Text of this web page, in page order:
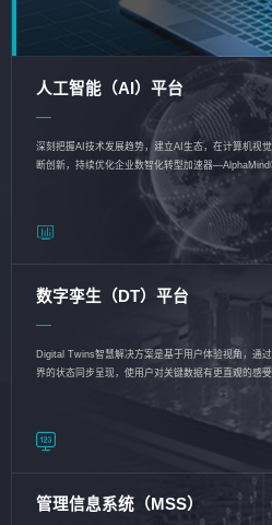
人工智能（AI）平台
深刻把握AI技术发展趋势，建立AI生态，在计算机视
断创新，持续优化企业数智化转型加速器
数字孪生（DT）平台
Digital Twins智慧解决方案是基于用户体验视角，通
界的状态同步呈现，使用户对关键数据有更直观的感
管理信息系统（MSS）